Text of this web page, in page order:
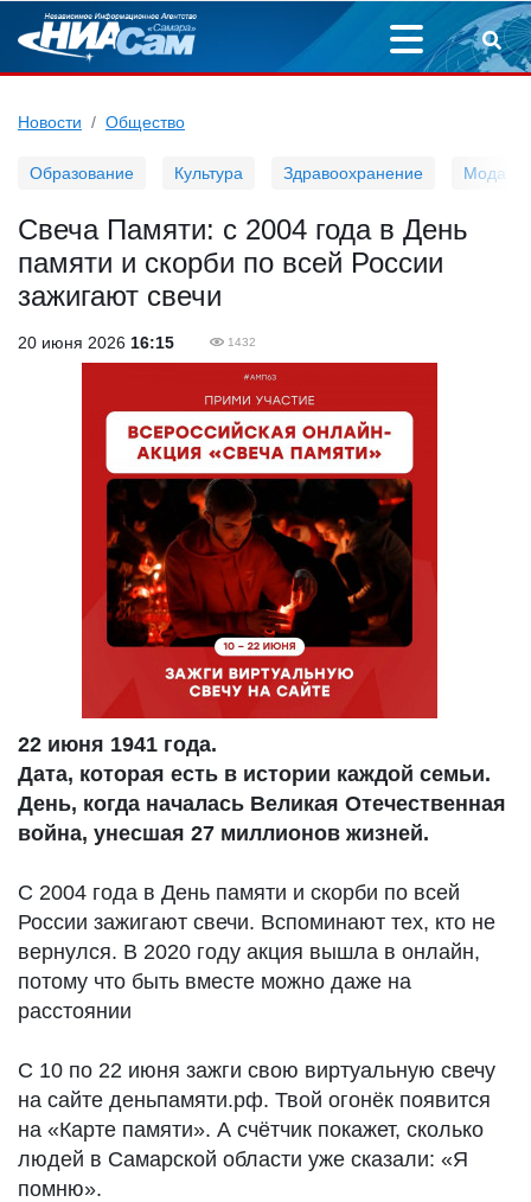
Новости Общество
Образование Культура Здравоохранение Мода
Свеча Памяти: с 2004 года в День
памяти и скорби по всей России
зажигают свечи
20 июня 2026 16:15 1432
22 июня 1941 года.
Дата, которая есть в истории каждой семьи.
День, когда началась Великая Отечественная
война, унесшая 27 миллионов жизней.
С 2004 года в День памяти и скорби по всей
России зажигают свечи. Вспоминают тех, кто не
вернулся. В 2020 году акция вышла в онлайн,
потому что быть вместе можно даже на
расстоянии
С 10 по 22 июня зажги свою виртуальную свечу
на сайте деньпамяти.рф. Твой огонёк появится
на «Карте памяти». А счётчик покажет, сколько
людей в Самарской области уже сказали: «Я
помню».